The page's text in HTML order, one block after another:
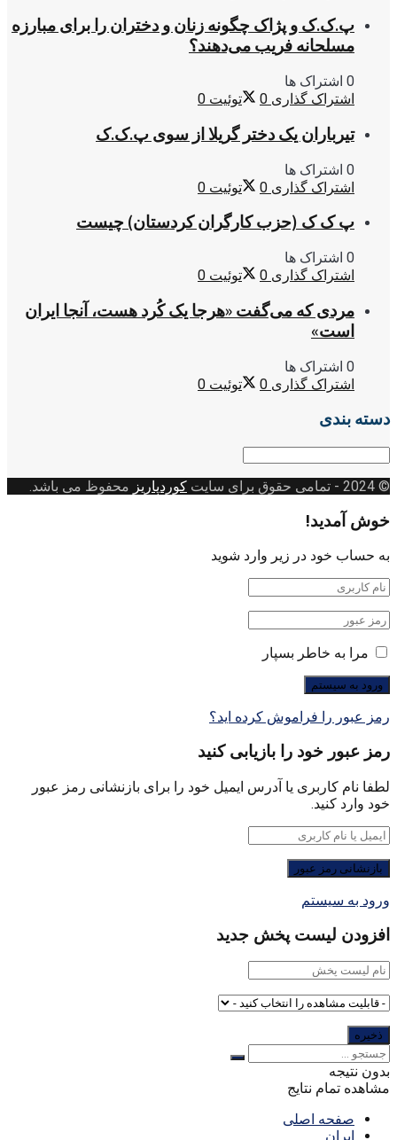
پ.ک.ک و پژاک چگونه زنان و دختران را برای مبارزه
مسلحانه فریب می‌دهند؟
0 اشتراک ها
اشتراک گذاری 0 توئیت 0
تیرباران یک دختر گریلا از سوی پ.ک.ک
0 اشتراک ها
اشتراک گذاری 0 توئیت 0
پ ک ک (حزب کارگران کردستان) چیست
0 اشتراک ها
اشتراک گذاری 0 توئیت 0
مردی که می‌گفت «هرجا یک کُرد هست، آنجا ایران
است»
0 اشتراک ها
اشتراک گذاری 0 توئیت 0
دسته بندی
دسته
© 2024
- تمامی حقوق برای سایت کوردپاریز محفوظ می باشد.
خوش آمدید!
به حساب خود در زیر وارد شوید
مرا به خاطر بسپار
رمز عبور را فراموش کرده اید؟
رمز عبور خود را بازیابی کنید
لطفا نام کاربری یا آدرس ایمیل خود را برای بازنشانی رمز عبور
خود وارد کنید.
ورود به سیستم
افزودن لیست پخش جدید
بدون نتیجه
مشاهده تمام نتایج
صفحه اصلی
ایران